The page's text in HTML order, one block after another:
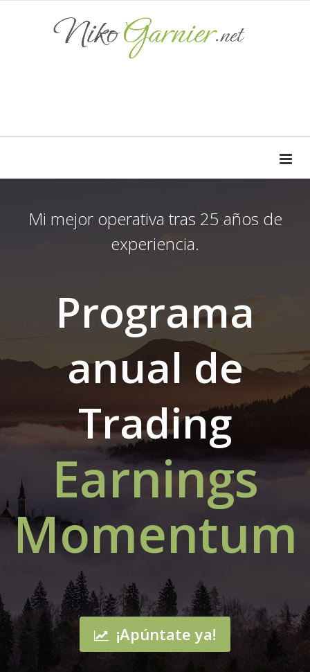
Mi mejor operativa tras 25 años de
experiencia.
Programa
anual de
Trading
Earnings
Momentum
¡Apúntate ya!